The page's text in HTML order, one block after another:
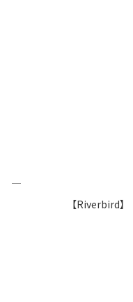
【Riverbird